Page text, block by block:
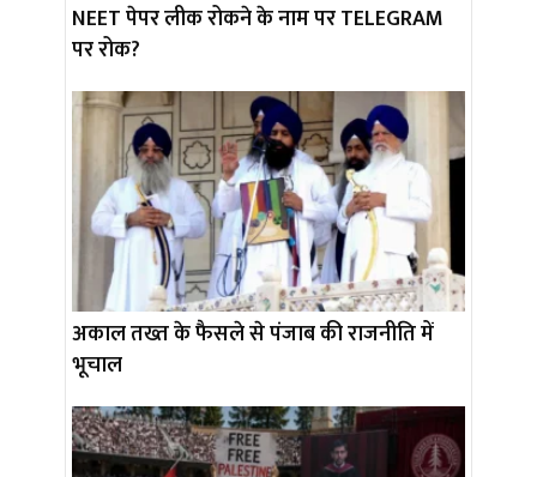
NEET पेपर लीक रोकने के नाम पर TELEGRAM
पर रोक?
अकाल तख्त के फैसले से पंजाब की राजनीति में
भूचाल